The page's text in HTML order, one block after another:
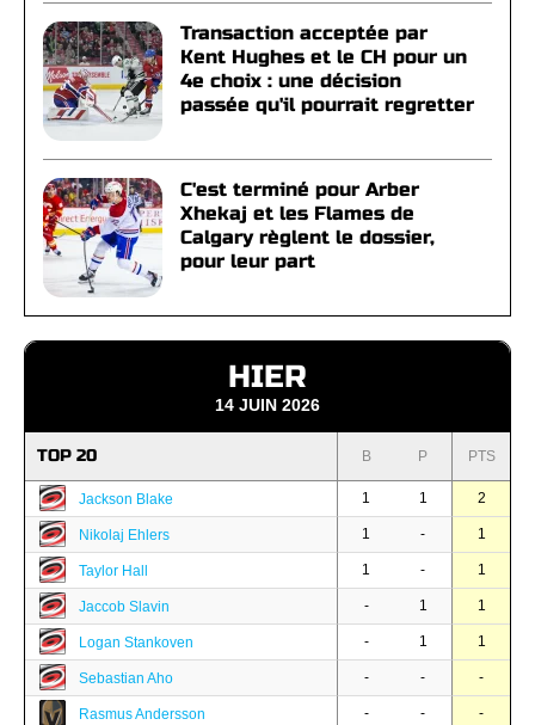
Transaction acceptée par
Kent Hughes et le CH pour un
4e choix : une décision
passée qu'il pourrait regretter
C'est terminé pour Arber
Xhekaj et les Flames de
Calgary règlent le dossier,
pour leur part
HIER
14 JUIN 2026
TOP 20 B P PTS
Jackson Blake 1 1 2
Nikolaj Ehlers 1 - 1
Taylor Hall 1 - 1
Jaccob Slavin - 1 1
Logan Stankoven - 1 1
Sebastian Aho - - -
Rasmus Andersson - - -